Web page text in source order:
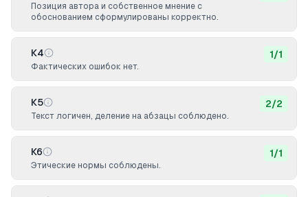
Позиция автора и собственное мнение с
обоснованием сформулированы корректно.
К4
Фактических ошибок нет.
1/1
К5
Текст логичен, деление на абзацы соблюдено.
2/2
К6
Этические нормы соблюдены.
1/1